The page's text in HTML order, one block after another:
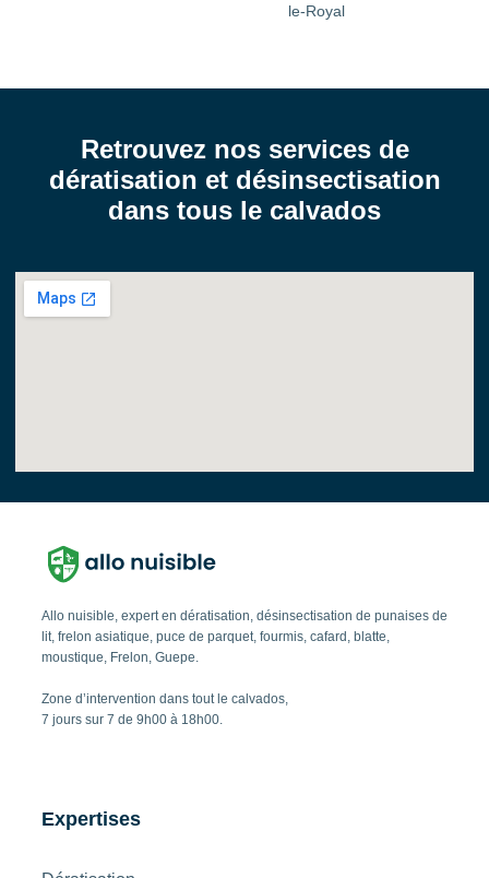
le-Royal
Retrouvez nos services de
dératisation et désinsectisation
dans tous le calvados
Allo nuisible, expert en dératisation, désinsectisation de punaises de
lit, frelon asiatique, puce de parquet, fourmis, cafard, blatte,
moustique, Frelon, Guepe.
Zone d’intervention dans tout le calvados,
7 jours sur 7 de 9h00 à 18h00.
Expertises